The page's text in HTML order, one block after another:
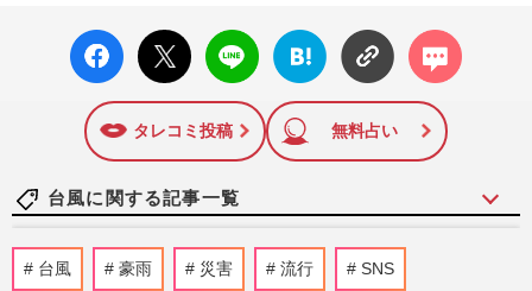
陣の執筆記事を配信するほか、女性週刊誌『週刊女性』の誌
面に掲載された記事から、インターネット利用者層にとって
特に関心の高い題材の記事を、WEB向けにリライトして配信
しています！
facebo
ok い
X ポス
ト
LINE
はてな
ブック
に追加
コメン
ト
タレコミ投稿 無料占い
台風に関する記事一覧
《マクドナルド》スパチキ悲報を吹き飛ば
す「マックポーク復活」＆「ピザポテトコ
台風 豪雨 災害 流行 SNS